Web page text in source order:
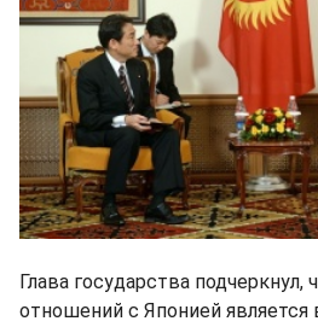
Глава государства подчеркнул,
отношений с Японией